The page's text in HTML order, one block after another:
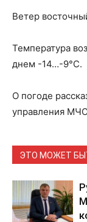
Ветер
Температура
днем -14…-9°С.
О погоде
управления
ЭТО МОЖЕТ